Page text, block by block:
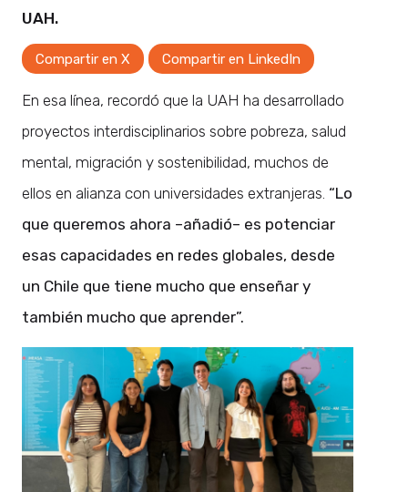
UAH.
Compartir en X Compartir en LinkedIn
En esa línea, recordó que la UAH ha desarrollado
proyectos interdisciplinarios sobre pobreza, salud
mental, migración y sostenibilidad, muchos de
ellos en alianza con universidades extranjeras. “Lo
que queremos ahora –añadió– es potenciar
esas capacidades en redes globales, desde
un Chile que tiene mucho que enseñar y
también mucho que aprender”.